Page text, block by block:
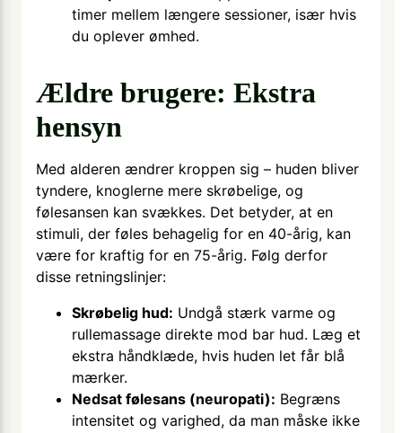
timer mellem længere sessioner, især hvis
du oplever ømhed.
Ældre brugere: Ekstra
hensyn
Med alderen ændrer kroppen sig – huden bliver
tyndere, knoglerne mere skrøbelige, og
følesansen kan svækkes. Det betyder, at en
stimuli, der føles behagelig for en 40-årig, kan
være for kraftig for en 75-årig. Følg derfor
disse retningslinjer:
Skrøbelig hud: Undgå stærk varme og
rullemassage direkte mod bar hud. Læg et
ekstra håndklæde, hvis huden let får blå
mærker.
Nedsat følesans (neuropati): Begræns
intensitet og varighed, da man måske ikke